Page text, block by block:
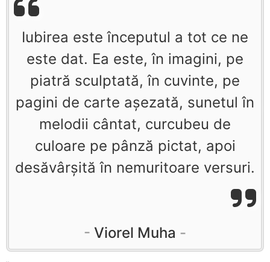
Iubirea este începutul a tot ce ne
este dat. Ea este, în imagini, pe
piatră sculptată, în cuvinte, pe
pagini de carte aşezată, sunetul în
melodii cântat, curcubeu de
culoare pe pânză pictat, apoi
desăvârşită în nemuritoare versuri.
Viorel Muha